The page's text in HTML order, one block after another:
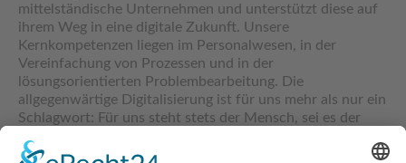
mittelständische Unternehmen und unterstützt diese auf
ihrem Weg in eine digitale Zukunft. Unsere
Kernkompetenzen liegen im Personalwesen, in der
Vereinfachung von Prozessen und in der
lösungsorientierten Problembearbeitung. Die
allgegenwärtige Digitalisierung ist für uns mehr als nur ein
Schlagwort: Für uns steht stets der Mensch, sei es der
Mittelpunkt.